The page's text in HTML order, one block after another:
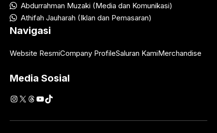
Abdurrahman Muzaki (Media dan Komunikasi)
Athifah Jauharah (Iklan dan Pemasaran)
Navigasi
Website ResmiCompany ProfileSaluran KamiMerchandise
Media Sosial
Instagram
X Threads
YouTube
TikTok